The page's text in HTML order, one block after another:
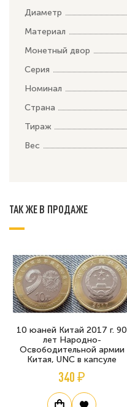
Диаметр
Материал
Монетный двор
Серия
Номинал
Страна
Тираж
Вес
ТАК ЖЕ В ПРОДАЖЕ
10 юаней Китай 2017 г. 90
лет Народно-
Освободительной армии
Китая, UNC в капсуле
340 ₽